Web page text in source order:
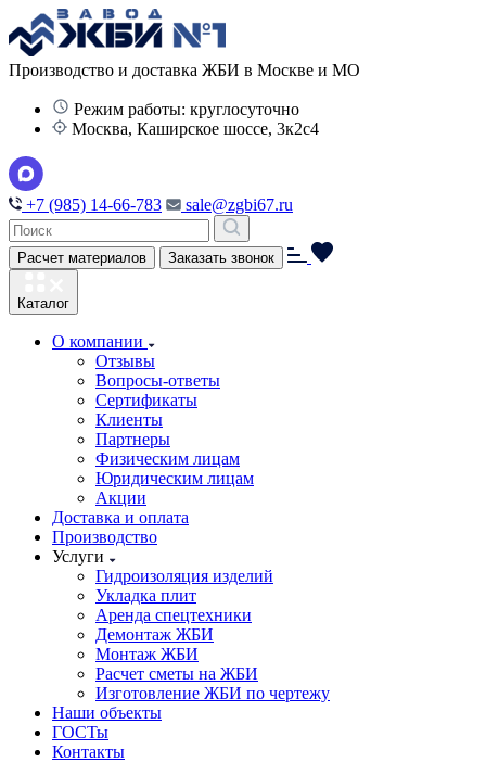
Производство и доставка ЖБИ в Москве и МО
Режим работы: круглосуточно
Москва, Каширское шоссе, 3к2с4
+7 (985) 14-66-783 sale@zgbi67.ru
Расчет материалов Заказать звонок
Каталог
О компании
Отзывы
Вопросы-ответы
Сертификаты
Клиенты
Партнеры
Физическим лицам
Юридическим лицам
Акции
Доставка и оплата
Производство
Услуги
Гидроизоляция изделий
Укладка плит
Аренда спецтехники
Демонтаж ЖБИ
Монтаж ЖБИ
Расчет сметы на ЖБИ
Изготовление ЖБИ по чертежу
Наши объекты
ГОСТы
Контакты